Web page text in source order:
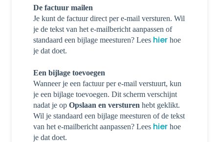
De factuur mailen
Je kunt de factuur direct per e-mail versturen. Wil
je de tekst van het e-mailbericht aanpassen of
standaard een bijlage meesturen? Lees hier hoe
je dat doet.
Een bijlage toevoegen
Wanneer je een factuur per e-mail verstuurt, kun
je een bijlage toevoegen. Dit scherm verschijnt
nadat je op Opslaan en versturen hebt geklikt.
Wil je standaard een bijlage meesturen of de tekst
van het e-mailbericht aanpassen? Lees hier hoe
je dat doet.